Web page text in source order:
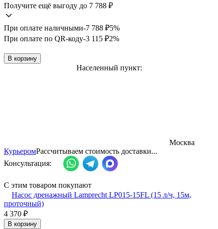
Получите ещё выгоду до 7 788 ₽
При оплате наличными-7 788 ₽5%
При оплате по QR-коду-3 115 ₽2%
В корзину
Населенный пункт:
Москва
КурьеромРассчитываем стоимость доставки...
Консультация:
С этим товаром покупают
Насос дренажный Lamprecht LP015-15FL (15 л/ч, 15м,
проточный)
4 370 ₽
В корзину